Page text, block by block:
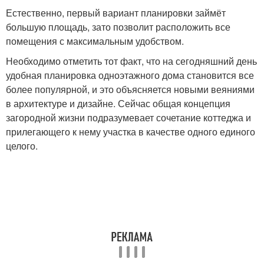
Естественно, первый вариант планировки займёт
большую площадь, зато позволит расположить все
помещения с максимальным удобством.
Необходимо отметить тот факт, что на сегодняшний день
удобная планировка одноэтажного дома становится все
более популярной, и это объясняется новыми веяниями
в архитектуре и дизайне. Сейчас общая концепция
загородной жизни подразумевает сочетание коттеджа и
прилегающего к нему участка в качестве одного единого
целого.